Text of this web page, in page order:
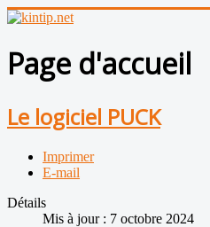
Page d'accueil
Le logiciel PUCK
Imprimer
E-mail
Détails
Mis à jour : 7 octobre 2024